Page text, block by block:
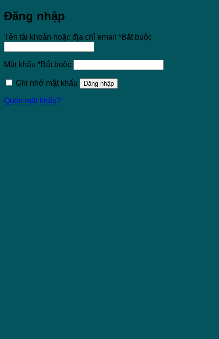
Đăng nhập
Tên tài khoản hoặc địa chỉ email *Bắt buộc
Mật khẩu *Bắt buộc
Ghi nhớ mật khẩu Đăng nhập
Quên mật khẩu?